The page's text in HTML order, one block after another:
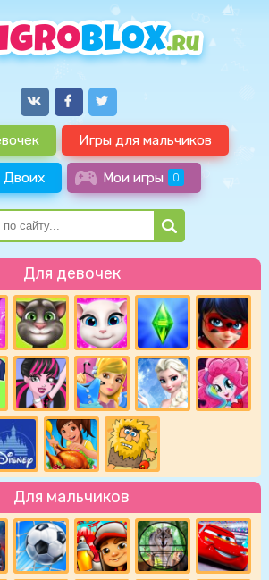
Игры для мальчиков
Двоих Мои игры 0
Для девочек
Для мальчиков